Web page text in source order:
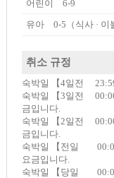
어린이 6-9
유아 0-5（식사 · 이
취소 규정
숙박일 【4일전
숙박일 【3일전
금입니다.
숙박일 【2일전
금입니다.
숙박일 【전일 00:00
요금입니다.
숙박일 【당일 00:00